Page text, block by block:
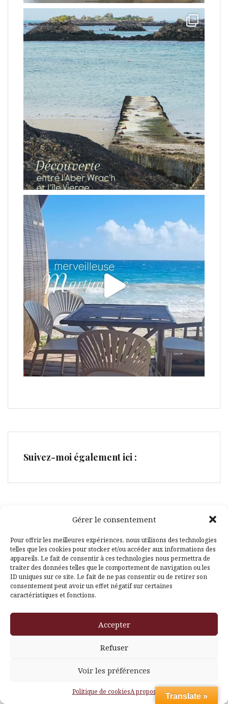
Gérer le consentement
Pour offrir les meilleures expériences, nous utilisons des technologies
telles que les cookies pour stocker et/ou accéder aux informations des
appareils. Le fait de consentir à ces technologies nous permettra de
traiter des données telles que le comportement de navigation ou les
ID uniques sur ce site. Le fait de ne pas consentir ou de retirer son
consentement peut avoir un effet négatif sur certaines
caractéristiques et fonctions.
Accepter
Refuser
Voir les préférences
Politique de cookiesA propos
Suivez-moi également ici :
Facebook
Pinterest
Themeisle
Translate »